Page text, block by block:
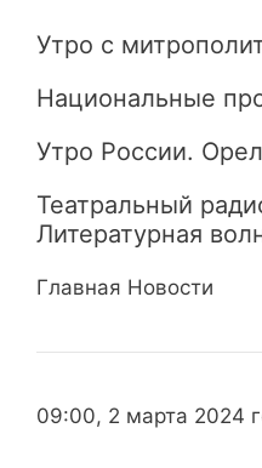
Утро с
Национальные
Утро России. Орел
Театральный
Литературная
Главная Новости
09:00, 2 марта 2024